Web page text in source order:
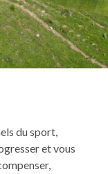
du sport,
et vous